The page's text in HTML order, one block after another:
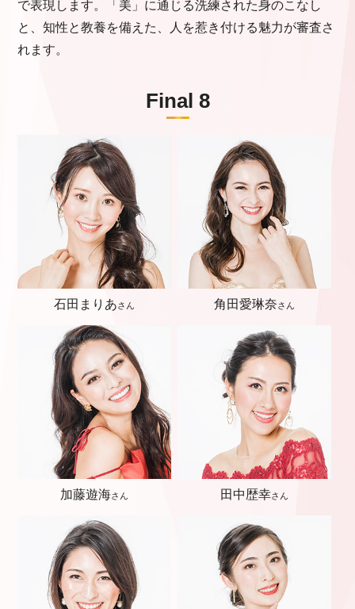
で表現します。「美」に通じる洗練された身のこなし
と、知性と教養を備えた、人を惹き付ける魅力が審査さ
れます。
Final 8
石田まりあさん 角田愛琳奈さん
加藤遊海さん 田中歴幸さん